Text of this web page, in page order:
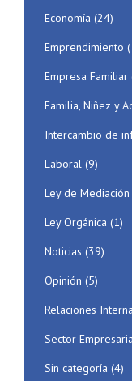
Economía (24)
Emprendimiento
Empresa Familiar
Familia, Niñez y
Intercambio de
Laboral (9)
Ley de Mediación
Ley Orgánica (1)
Noticias (39)
Opinión (5)
Relaciones
Sector
Sin categoría (4)